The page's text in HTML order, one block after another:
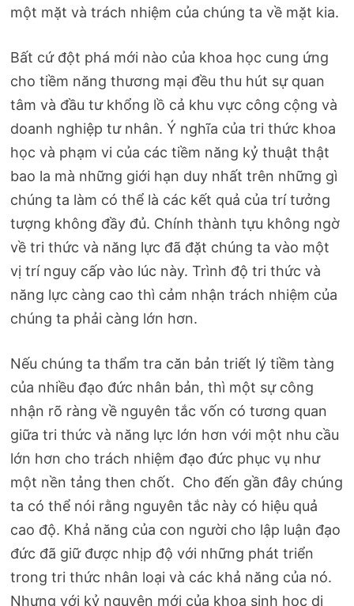
một mặt và trách nhiệm của chúng ta về mặt kia.
Bất cứ đột phá mới nào của khoa học cung ứng
cho tiềm năng thương mại đều thu hút sự quan
tâm và đầu tư khổng lồ cả khu vực công cộng và
doanh nghiệp tư nhân. Ý nghĩa của tri thức khoa
học và phạm vi của các tiềm năng kỷ thuật thật
bao la mà những giới hạn duy nhất trên những gì
chúng ta làm có thể là các kết quả của trí tưởng
tượng không đầy đủ. Chính thành tựu không ngờ
về tri thức và năng lực đã đặt chúng ta vào một
vị trí nguy cấp vào lúc này. Trình độ tri thức và
năng lực càng cao thì cảm nhận trách nhiệm của
chúng ta phải càng lớn hơn.
Nếu chúng ta thẩm tra căn bản triết lý tiềm tàng
của nhiều đạo đức nhân bản, thì một sự công
nhận rõ ràng về nguyên tắc vốn có tương quan
giữa tri thức và năng lực lớn hơn với một nhu cầu
lớn hơn cho trách nhiệm đạo đức phục vụ như
một nền tảng then chốt. Cho đến gần đây chúng
ta có thể nói rằng nguyên tắc này có hiệu quả
cao độ. Khả năng của con người cho lập luận đạo
đức đã giữ được nhịp độ với những phát triển
trong tri thức nhân loại và các khả năng của nó.
Nhưng với kỷ nguyên mới của khoa sinh học di